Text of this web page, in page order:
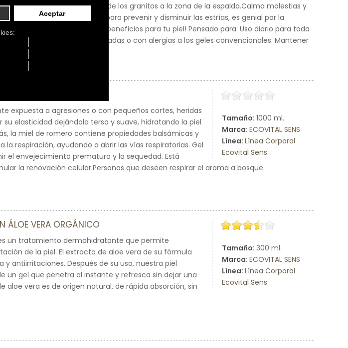
perfecto por el tratamiento de los granitos a la zona de la espalda.Calma molestias y
vera es muy beneficioso para prevenir y disminuir las estrías, es genial por la
vera tiene innumerables beneficios para tu piel! Pensado para: Uso diario para toda
irritadas, secas, delicadas o con alergias a los geles convencionales. Mantener
Tamaño: 1000 ml.
Marca: ECOVITAL SENS
Línea: Línea Corporal
Ecovital Sens
MIEL DE ROMERO
expuesta a agresiones o con pequeños cortes, heridas
elasticidad dejándola tersa y suave, hidratando la piel
la miel de romero contiene propiedades balsámicas y
respiración, ayudando a abrir las vías respiratorias. Gel
el envejecimiento prematuro y la sequedad. Está
la renovación celular.Personas que deseen respirar el aroma a bosque.
Tamaño: 300 ml.
Marca: ECOVITAL SENS
Línea: Línea Corporal
Ecovital Sens
ÁLOE VERA ORGÁNICO
un tratamiento dermohidratante que permite
de la piel. El extracto de aloe vera de su fórmula
antiirritaciones. Después de su uso, nuestra piel
un gel que penetra al instante y refresca sin dejar una
aloe vera es de origen natural, de rápida absorción, sin